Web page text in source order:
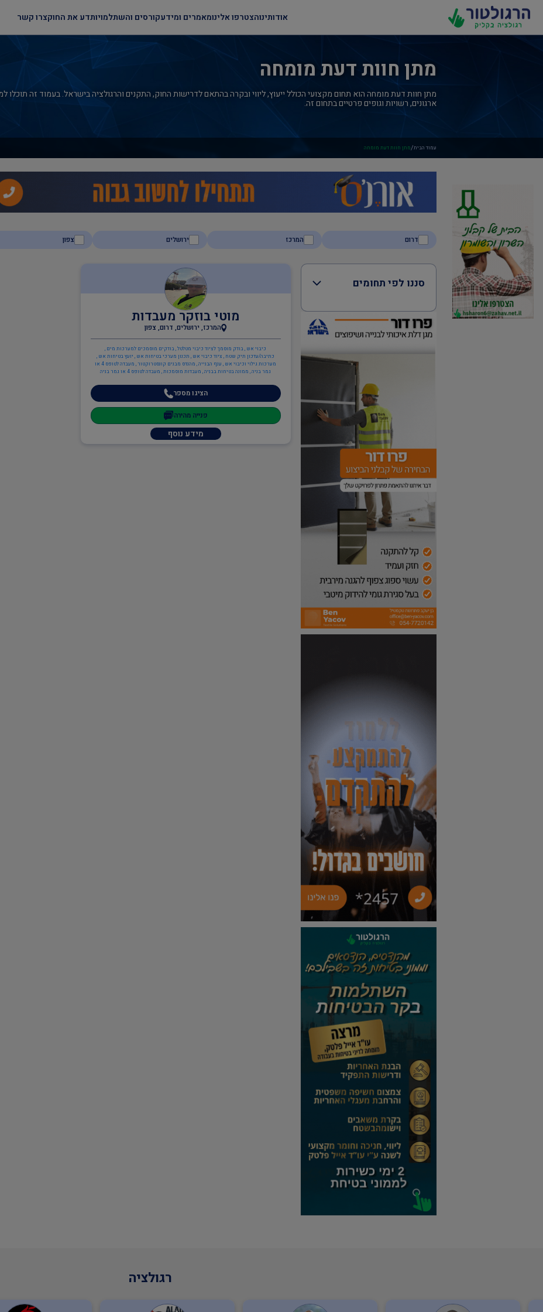
אודותינוהצטרפו אלינומאמרים ומידעקורסים והשתלמויותדע את החוקצרו קשר
מתן חוות דעת מומחה
מתן חוות דעת מומחה הוא תחום מקצועי הכולל ייעוץ, ליווי ובקרה בהתאם לדרישות החוק, התקנים והרגולציה בישראל. בעמוד זה תוכלו
ארגונים, רשויות וגופים פרטיים בתחום זה.
עמוד הבית/מתן חוות דעת מומחה
דרום המרכז ירושלים צפון
סננו לפי תחומים
מוטי בוזקר מעבדות
המרכז, ירושלים, דרום, צפון
כיבוי אש , בודק מוסמך לציוד כיבוי מטלטל , בודקים מוסמכים למערכות מים ,
כתיבה/עדכון תיק שטח , ציוד כיבוי אש , תכנון מערכי בטיחות אש , יועץ בטיחות אש ,
מערכות גילוי וכיבוי אש , ענף הבנייה , מהנדס מבנים קונסטרוקטור , מעבדה לטופס 4 או
גמר בניה , ממונה בטיחות בבניה , מעבדות מוסמכות , מעבדה לטופס 4 או גמר בניה
הציגו מספר
פנייה מהירה
מידע נוסף
רגולציה